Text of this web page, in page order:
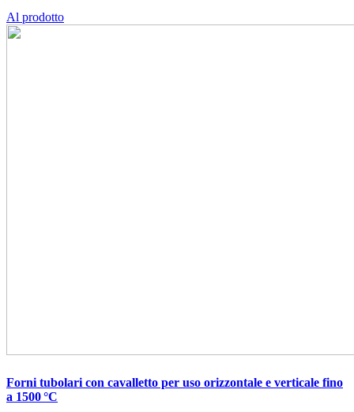
Al prodotto
Forni tubolari con cavalletto per uso orizzontale e verticale fino
a 1500 °C